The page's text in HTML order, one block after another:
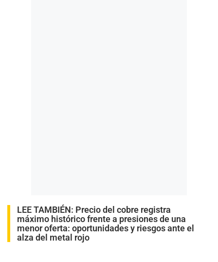
LEE TAMBIÉN: Precio del cobre registra
máximo histórico frente a presiones de una
menor oferta: oportunidades y riesgos ante el
alza del metal rojo